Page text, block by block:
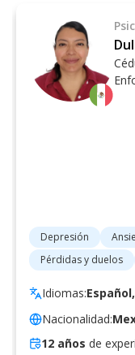
Depresión
Pérdidas y duelos
Idiomas:
Nacionalidad:
12 años de